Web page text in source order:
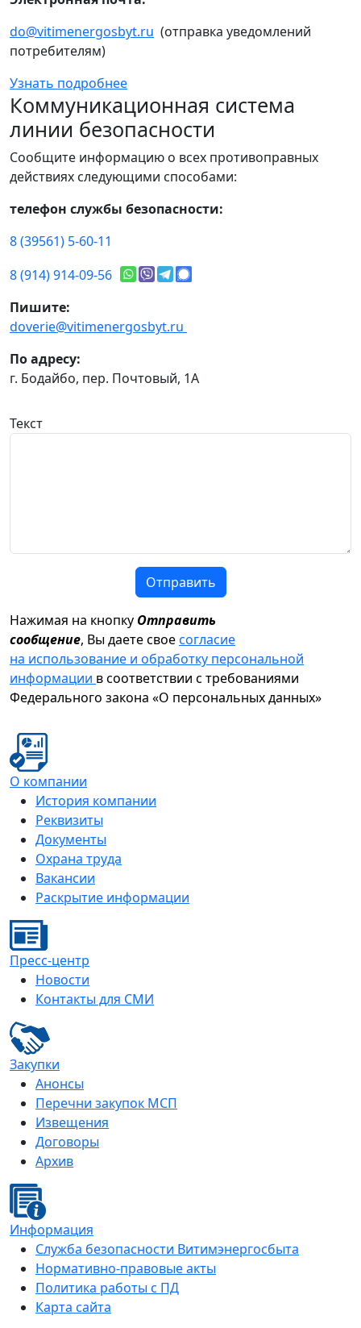
do@vitimenergosbyt.ru (отправка уведомлений
потребителям)
Узнать подробнее
Коммуникационная система
линии безопасности
Сообщите информацию о всех противоправных
действиях следующими способами:
телефон службы безопасности:
8 (39561) 5-60-11
8 (914) 914-09-56
Пишите:
doverie@vitimenergosbyt.ru
По адресу:
г. Бодайбо, пер. Почтовый, 1А
Текст
Отправить
Нажимая на кнопку Отправить
сообщение, Вы даете своесогласие
на использование и обработку персональной
информации в соответствии с требованиями
Федерального закона «О персональных данных»
О компании
История компании
Реквизиты
Документы
Охрана труда
Вакансии
Раскрытие информации
Пресс-центр
Новости
Контакты для СМИ
Закупки
Анонсы
Перечни закупок МСП
Извещения
Договоры
Архив
Информация
Служба безопасности Витимэнергосбыта
Нормативно-правовые акты
Политика работы с ПД
Карта сайта